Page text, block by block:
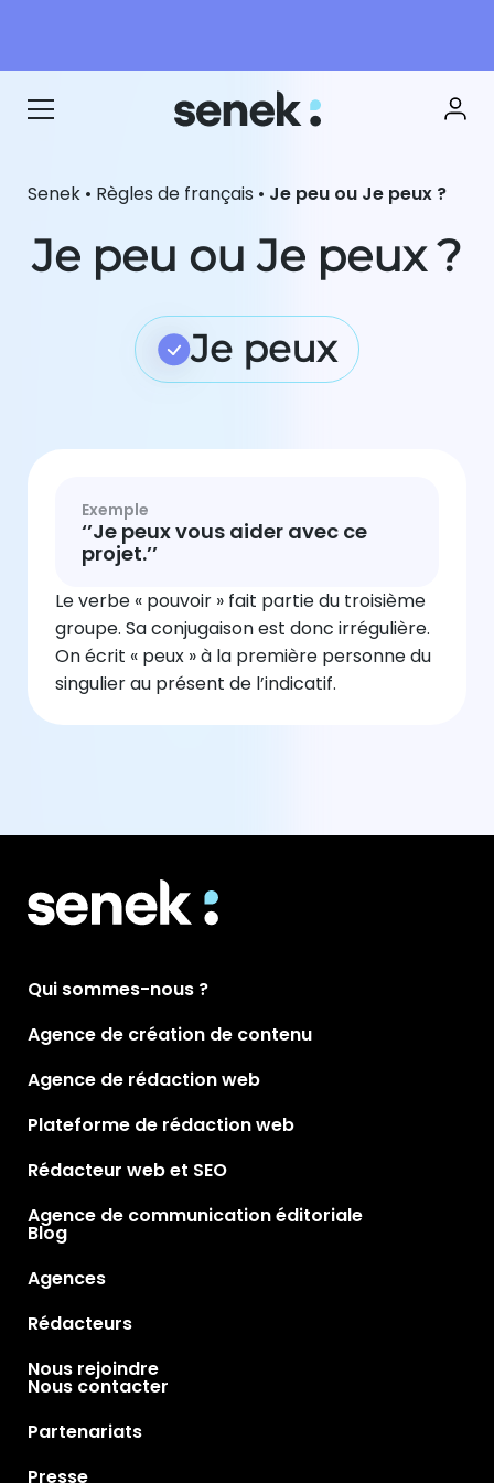
Senek • Règles de français • Je peu ou Je peux ?
Je peu ou Je peux ?
Je peux
Exemple
‘’Je peux vous aider avec ce
projet.’’
Le verbe « pouvoir » fait partie du troisième
groupe. Sa conjugaison est donc irrégulière.
On écrit « peux » à la première personne du
singulier au présent de l’indicatif.
Qui sommes-nous ?
Agence de création de contenu
Agence de rédaction web
Plateforme de rédaction web
Rédacteur web et SEO
Agence de communication éditoriale
Blog
Agences
Rédacteurs
Nous rejoindre
Nous contacter
Partenariats
Presse